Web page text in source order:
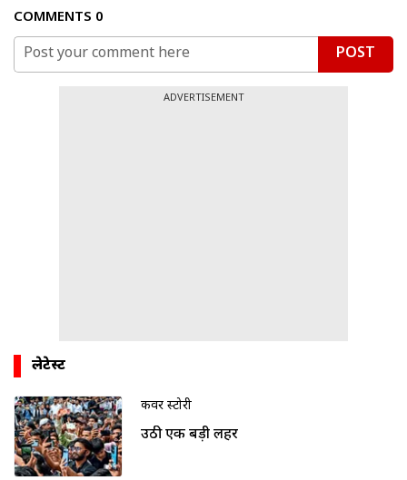
COMMENTS 0
POST
ADVERTISEMENT
लेटेस्ट
कवर स्टोरी
उठी एक बड़ी लहर